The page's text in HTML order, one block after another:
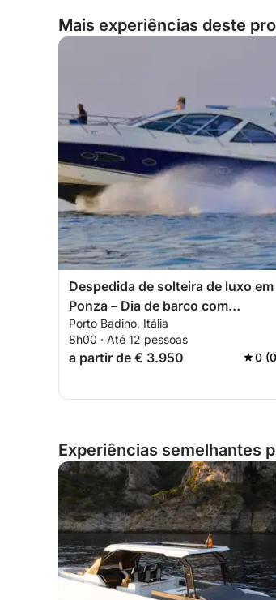
Mais experiências deste
Despedida de solteira de luxo em
Ponza – Dia de barco com
coquetéis e relaxamento.
Porto Badino, Itália
8h00 · Até 12 pessoas
a partir de € 3.950 0
Experiências semelhantes